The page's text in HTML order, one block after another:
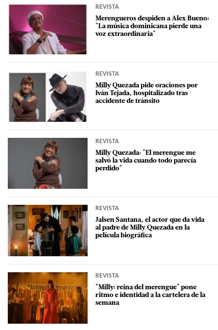
REVISTA
Merengueros despiden a Alex Bueno:
"La música dominicana pierde una
voz extraordinaria"
REVISTA
Milly Quezada pide oraciones por
Iván Tejada, hospitalizado tras
accidente de tránsito
REVISTA
Milly Quezada: "El merengue me
salvó la vida cuando todo parecía
perdido"
REVISTA
Jalsen Santana, el actor que da vida
al padre de Milly Quezada en la
película biográfica
REVISTA
"Milly: reina del merengue" pone
ritmo e identidad a la cartelera de la
semana